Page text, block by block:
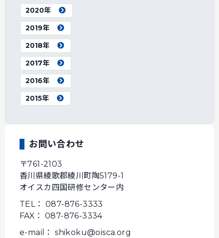
2020年
2019年
2018年
2017年
2016年
2015年
お問い合わせ
〒761-2103
香川県綾歌郡綾川町陶5179-1
オイスカ四国研修センター内
TEL： 087-876-3333
FAX： 087-876-3334
e-mail： shikoku@oisca.org